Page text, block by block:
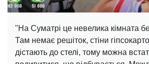
"На Суматрі це невелика кімната
Там немає решіток, стіни
дістають до стелі, тому можна